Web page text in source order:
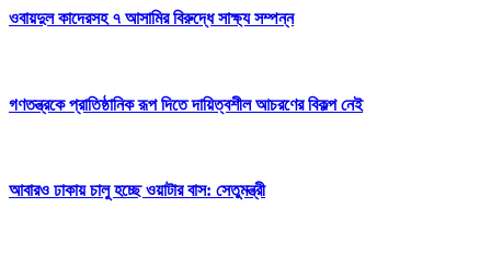
ওবায়দুল কাদেরসহ ৭ আসামির বিরুদ্ধে সাক্ষ্য সম্পন্ন
গণতন্ত্রকে প্রাতিষ্ঠানিক রূপ দিতে দায়িত্বশীল আচরণের বিকল্প নেই
আবারও ঢাকায় চালু হচ্ছে ওয়াটার বাস: সেতুমন্ত্রী